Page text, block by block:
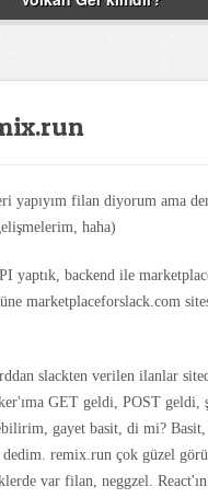
filan diyorum ama
haha)
yaptık, backend ile
marketplaceforslack.com
slackten verilen ilanlar
GET geldi, POST geldi,
gayet basit, di mi?
remix.run çok güzel
var filan, neggzel. React'ın